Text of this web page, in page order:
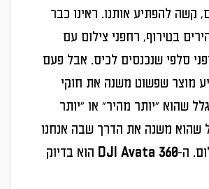
קשה להפתיע אותנו. ראינו כבר
בטירוף, רחפני צילום עם
סלפי שנכנסים לכיס. אבל פעם
מוצר שפשוט משנה את חוקי
שהוא "יותר מהיר" או "יותר
שהוא משנה את הדרך שבה אנחנו
ה-DJI Avata 360 הוא בדיוק